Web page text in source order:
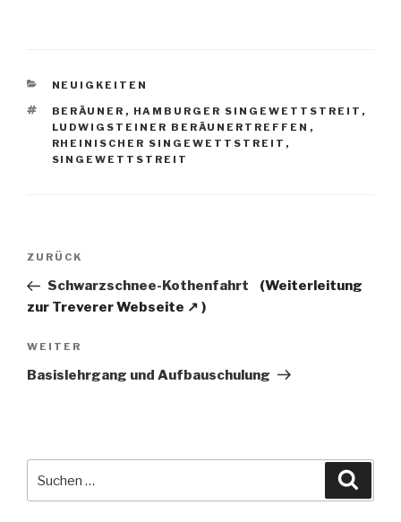
KATEGORIEN
NEUIGKEITEN
SCHLAGWÖRTER
BERÄUNER , HAMBURGER SINGEWETTSTREIT ,
LUDWIGSTEINER BERÄUNERTREFFEN ,
RHEINISCHER SINGEWETTSTREIT ,
SINGEWETTSTREIT
Beitragsnavigation
Vorheriger
Beitrag
ZURÜCK
Schwarzschnee-Kothenfahrt
Nächster
Beitrag
WEITER
Basislehrgang und Aufbauschulung
nach: